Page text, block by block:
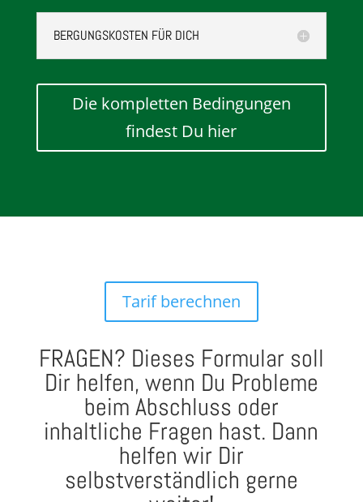
BERGUNGSKOSTEN FÜR DICH
Die kompletten Bedingungen
findest Du hier
Tarif berechnen
FRAGEN? Dieses Formular soll
Dir helfen, wenn Du Probleme
beim Abschluss oder
inhaltliche Fragen hast. Dann
helfen wir Dir
selbstverständlich gerne